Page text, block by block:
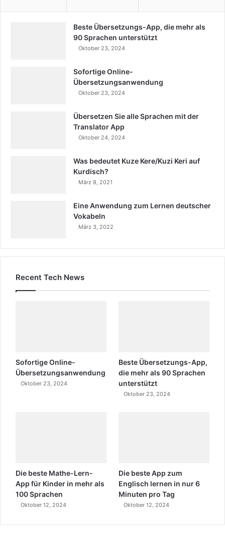
Beste Übersetzungs-App, die mehr als
90 Sprachen unterstützt
Oktober 23, 2024
Sofortige Online-
Übersetzungsanwendung
Oktober 23, 2024
Übersetzen Sie alle Sprachen mit der
Translator App
Oktober 24, 2024
Was bedeutet Kuze Kere/Kuzi Keri auf
Kurdisch?
März 8, 2021
Eine Anwendung zum Lernen deutscher
Vokabeln
März 3, 2022
Recent Tech News
Sofortige Online-
Übersetzungsanwendung
Oktober 23, 2024
Beste Übersetzungs-App,
die mehr als 90 Sprachen
unterstützt
Oktober 23, 2024
Die beste Mathe-Lern-
App für Kinder in mehr als
100 Sprachen
Oktober 12, 2024
Die beste App zum
Englisch lernen in nur 6
Minuten pro Tag
Oktober 12, 2024